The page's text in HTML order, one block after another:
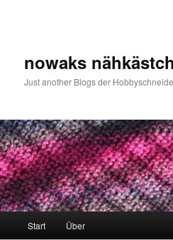
nowaks
Just another Blogs der
Start Über